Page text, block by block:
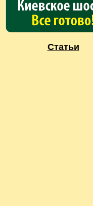
Статьи